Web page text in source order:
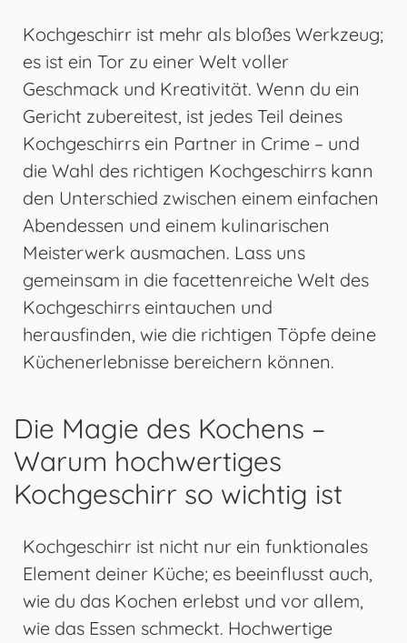
Kochgeschirr ist mehr als bloßes Werkzeug;
es ist ein Tor zu einer Welt voller
Geschmack und Kreativität. Wenn du ein
Gericht zubereitest, ist jedes Teil deines
Kochgeschirrs ein Partner in Crime – und
die Wahl des richtigen Kochgeschirrs kann
den Unterschied zwischen einem einfachen
Abendessen und einem kulinarischen
Meisterwerk ausmachen. Lass uns
gemeinsam in die facettenreiche Welt des
Kochgeschirrs eintauchen und
herausfinden, wie die richtigen Töpfe deine
Küchenerlebnisse bereichern können.
Die Magie des Kochens –
Warum hochwertiges
Kochgeschirr so wichtig ist
Kochgeschirr ist nicht nur ein funktionales
Element deiner Küche; es beeinflusst auch,
wie du das Kochen erlebst und vor allem,
wie das Essen schmeckt. Hochwertige